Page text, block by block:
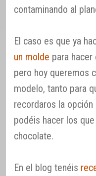
contaminando al
El caso es que ya
un molde para
pero hoy queremos
modelo, tanto para
recordaros la
podéis hacer los
chocolate.
En el blog tenéis